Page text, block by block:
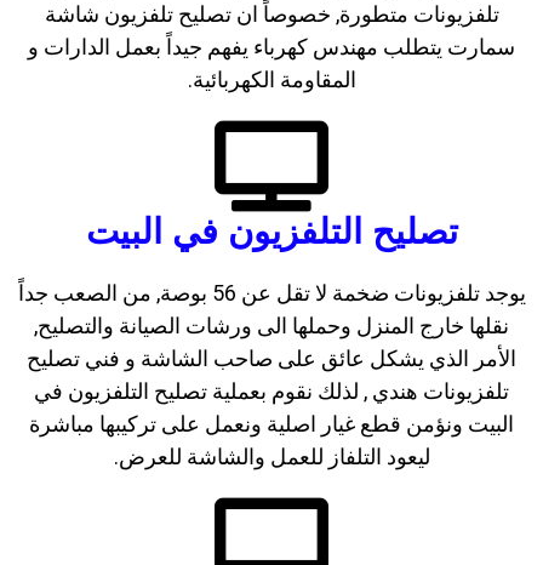
تلفزيونات متطورة, خصوصاً ان تصليح تلفزيون شاشة
سمارت يتطلب مهندس كهرباء يفهم جيداً بعمل الدارات و
المقاومة الكهربائية.
تصليح التلفزيون في البيت
يوجد تلفزيونات ضخمة لا تقل عن 56 بوصة, من الصعب جداً
نقلها خارج المنزل وحملها الى ورشات الصيانة والتصليح,
الأمر الذي يشكل عائق على صاحب الشاشة و فني تصليح
تلفزيونات هندي , لذلك نقوم بعملية تصليح التلفزيون في
البيت ونؤمن قطع غيار اصلية ونعمل على تركيبها مباشرة
ليعود التلفاز للعمل والشاشة للعرض.